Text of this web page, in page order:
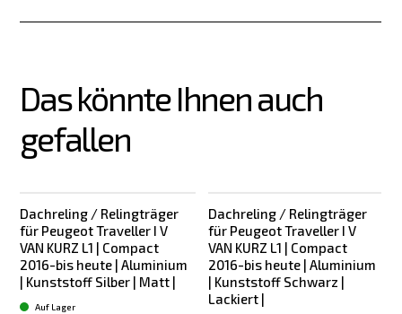
Das könnte Ihnen auch
gefallen
Dachreling / Relingträger
für Peugeot Traveller I V
VAN KURZ L1 | Compact
2016-bis heute | Aluminium
| Kunststoff Silber | Matt |
Auf Lager
Dachreling / Relingträger
für Peugeot Traveller I V
VAN KURZ L1 | Compact
2016-bis heute | Aluminium
| Kunststoff Schwarz |
Lackiert |